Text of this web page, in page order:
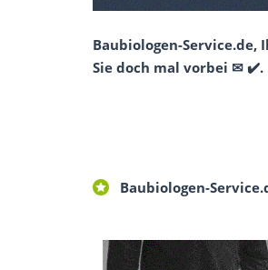
Baubiologen-Service.de,
Sie doch mal vorbei ✉ ✔️.
Baubiologen-